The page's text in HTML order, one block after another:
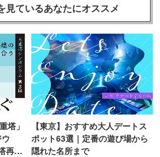
見ているあなたにオススメ
塔」
再建
【東京】おすすめ大人デートス
ポット63選｜定番の遊び場から
隠れた名所まで